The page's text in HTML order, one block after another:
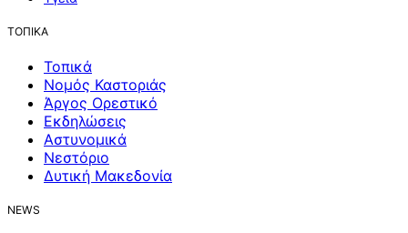
ΤΟΠΙΚΑ
Τοπικά
Νομός Καστοριάς
Άργος Ορεστικό
Εκδηλώσεις
Αστυνομικά
Νεστόριο
Δυτική Μακεδονία
NEWS